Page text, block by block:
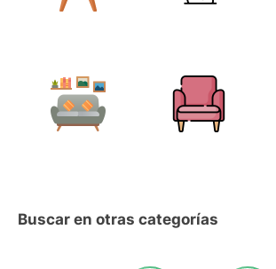
Buscar en otras categorías